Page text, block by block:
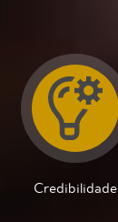
Credibilidade